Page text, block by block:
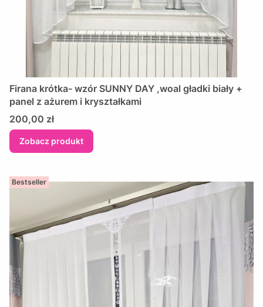
Firana krótka- wzór SUNNY DAY ,woal gładki biały +
panel z ażurem i kryształkami
Cena
200,00 zł
Zobacz produkt
Bestseller